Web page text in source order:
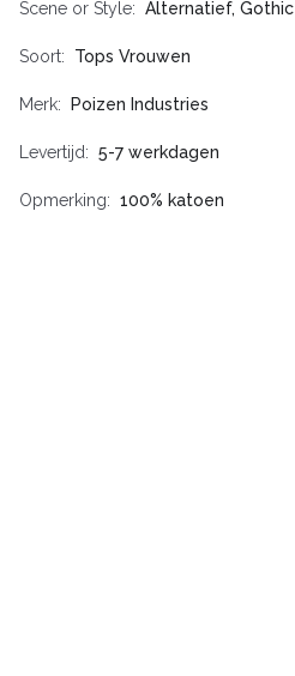
Scene or Style Alternatief, Gothic
Soort Tops Vrouwen
Merk Poizen Industries
Levertijd 5-7 werkdagen
Opmerking 100% katoen